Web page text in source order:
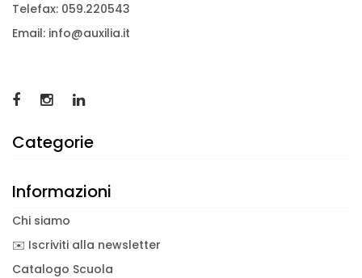
Telefax: 059.220543
Email: info@auxilia.it
Categorie
Informazioni
Chi siamo
✉️ Iscriviti alla newsletter
Catalogo Scuola